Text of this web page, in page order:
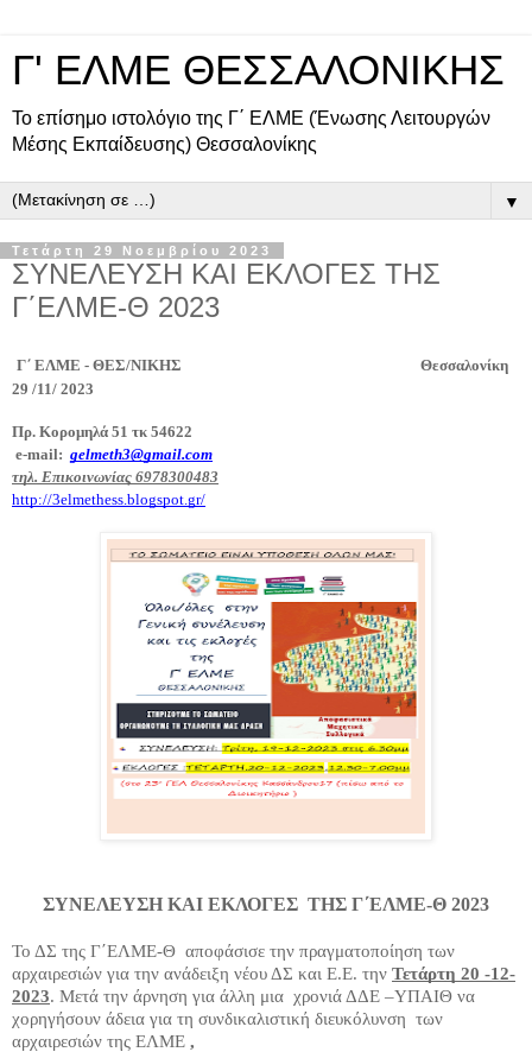
Γ' ΕΛΜΕ ΘΕΣΣΑΛΟΝΙΚΗΣ
Το επίσημο ιστολόγιο της Γ΄ ΕΛΜΕ (Ένωσης Λειτουργών
Μέσης Εκπαίδευσης) Θεσσαλονίκης
▼
Τετάρτη 29 Νοεμβρίου 2023
ΣΥΝΕΛΕΥΣΗ ΚΑΙ ΕΚΛΟΓΕΣ ΤΗΣ
Γ΄ΕΛΜΕ-Θ 2023
Γ΄ ΕΛΜΕ - ΘΕΣ/ΝΙΚΗΣ Θεσσαλονίκη
29 /11/ 2023
Πρ. Κορομηλά 51 τκ 54622
e-mail: gelmeth3@gmail.com
τηλ. Επικοινωνίας 6978300483
http://3elmethess.blogspot.gr/
ΣΥΝΕΛΕΥΣΗ ΚΑΙ ΕΚΛΟΓΕΣ ΤΗΣ Γ΄ΕΛΜΕ-Θ 2023
Το ΔΣ της Γ΄ΕΛΜΕ-Θ αποφάσισε την πραγματοποίηση των
αρχαιρεσιών για την ανάδειξη νέου ΔΣ και Ε.Ε. την Τετάρτη 20 -12-
2023. Μετά την άρνηση για άλλη μια χρονιά ΔΔΕ –ΥΠΑΙΘ να
χορηγήσουν άδεια για τη συνδικαλιστική διευκόλυνση των
αρχαιρεσιών της ΕΛΜΕ ,